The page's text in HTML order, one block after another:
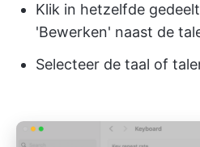
Klik in hetzelfde
'Bewerken' naast de
Selecteer de taal of